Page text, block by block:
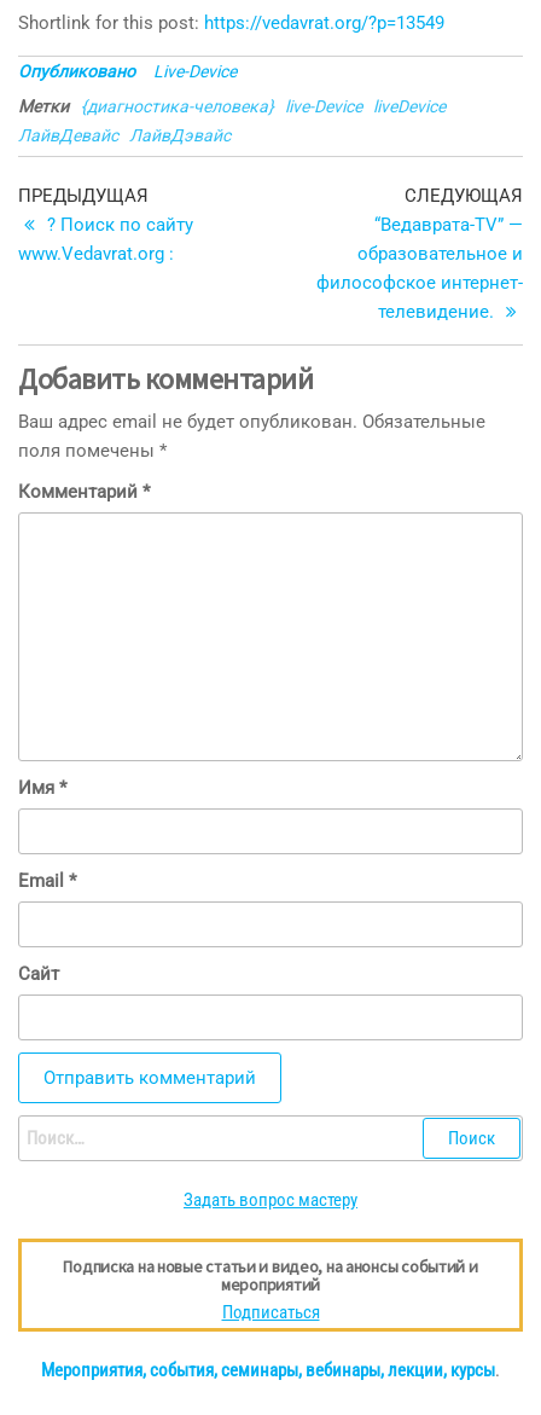
Shortlink for this post: https://vedavrat.org/?p=13549
Опубликовано
Live-Device
Метки
{диагностика-человека} live-Device
liveDevice
ЛайвДевайс
ЛайвДэвайс
Навигация
по
Предыдущая
запись
ПРЕДЫДУЩАЯ
? Поиск по сайту
www.Vedavrat.org :
СЛЕДУЮЩАЯ
“Ведаврата-TV” —
образовательное и
философское интернет-
телевидение.
Добавить комментарий
Ваш адрес email не будет опубликован. Обязательные
поля помечены *
Комментарий *
Имя *
Email *
Сайт
Найти:
Задать вопрос мастеру
Подписка на новые статьи и видео, на анонсы событий и
мероприятий
Подписаться
Мероприятия, события, семинары, вебинары, лекции, курсы.